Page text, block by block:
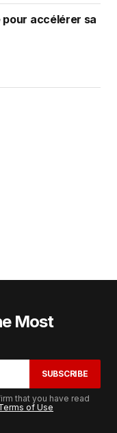
accélérer sa
Most
SUBSCRIBE
that you have read
of Use